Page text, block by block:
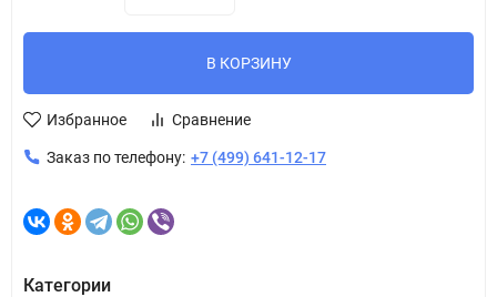
В КОРЗИНУ
Избранное Сравнение
Заказ по телефону: +7 (499) 641-12-17
Категории